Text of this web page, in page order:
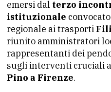
emersi dal terzo
istituzionale
regionale ai trasporti
riunito amministratori
rappresentanti dei
sugli interventi cruciali
Pino a Firenze.